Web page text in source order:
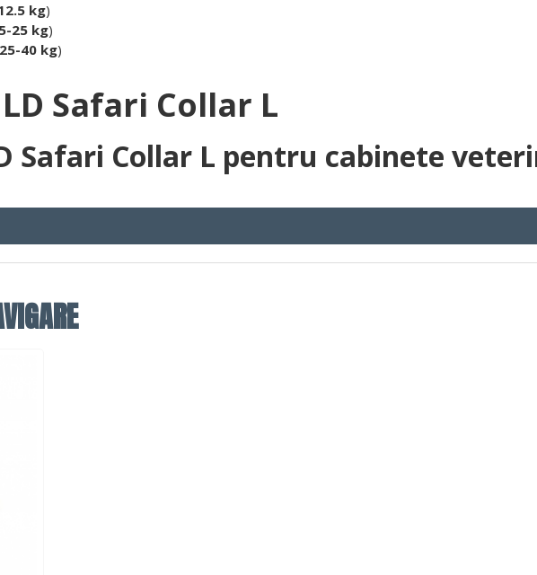
kg)
25 kg)
40 kg)
Safari Collar L
Safari Collar L pentru cabinete